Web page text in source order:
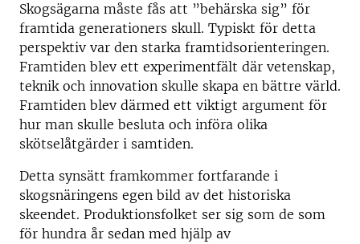
Skogsägarna måste fås att ”behärska sig” för
framtida generationers skull. Typiskt för detta
perspektiv var den starka framtidsorienteringen.
Framtiden blev ett experimentfält där vetenskap,
teknik och innovation skulle skapa en bättre värld.
Framtiden blev därmed ett viktigt argument för
hur man skulle besluta och införa olika
skötselåtgärder i samtiden.
Detta synsätt framkommer fortfarande i
skogsnäringens egen bild av det historiska
skeendet. Produktionsfolket ser sig som de som
för hundra år sedan med hjälp av